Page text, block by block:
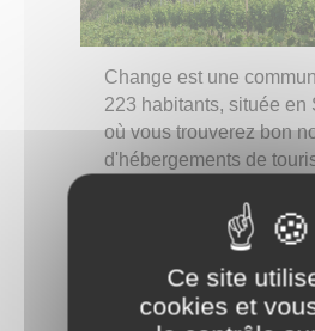
Change est une
223 habitants, située en
où vous trouverez bon
d'hébergements de
En explorant notre site,
toutes les informations
passer un agréable
petit village.
Ce site
cookies et